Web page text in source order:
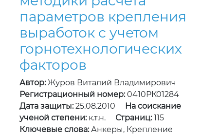
параметров крепления
выработок с учетом
горнотехнологических
факторов
Автор:Журов Виталий Владимирович
Регистрационный номер:0410РК01284
Дата защиты:25.08.2010
На соискание
ученой степени:к.т.н. Страниц:115
Ключевые слова:Анкеры, Крепление